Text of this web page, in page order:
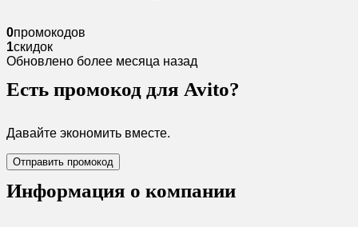
0промокодов
1скидок
Обновлено более месяца назад
Есть промокод для Avito?
Давайте экономить вместе.
Отправить промокод
Информация о компании